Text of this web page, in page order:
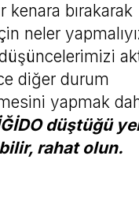
kenara
neler
diğer durum
yapmak
düştüğü
rahat olun.